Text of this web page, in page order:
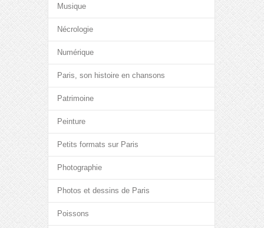
Musique
Nécrologie
Numérique
Paris, son histoire en chansons
Patrimoine
Peinture
Petits formats sur Paris
Photographie
Photos et dessins de Paris
Poissons